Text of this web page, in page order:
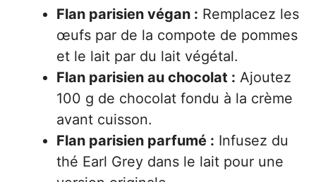
Flan parisien végan : Remplacez les
œufs par de la compote de pommes
et le lait par du lait végétal.
Flan parisien au chocolat : Ajoutez
100 g de chocolat fondu à la crème
avant cuisson.
Flan parisien parfumé : Infusez du
thé Earl Grey dans le lait pour une